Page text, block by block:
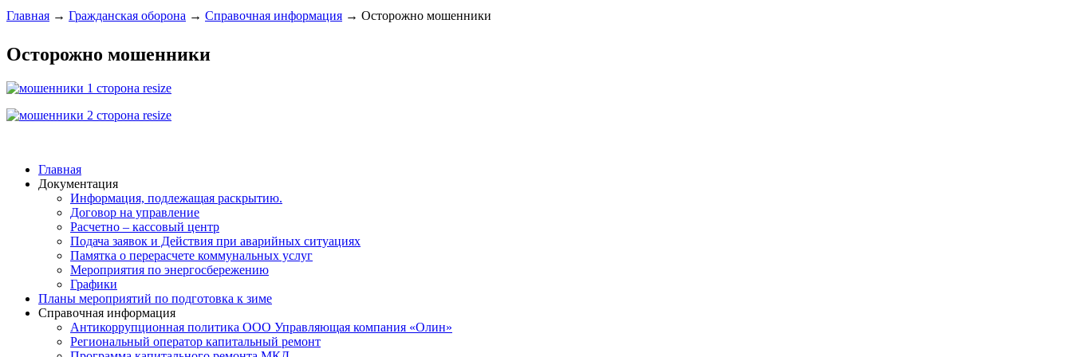
Главная → Гражданская оборона → Справочная информация → Осторожно мошенники
Осторожно мошенники
Главная
Документация
Информация, подлежащая раскрытию.
Договор на управление
Расчетно – кассовый центр
Подача заявок и Действия при аварийных ситуациях
Памятка о перерасчете коммунальных услуг
Мероприятия по энергосбережению
Графики
Планы мероприятий по подготовка к зиме
Справочная информация
Антикоррупционная политика ООО Управляющая компания «Олин»
Региональный оператор капитальный ремонт